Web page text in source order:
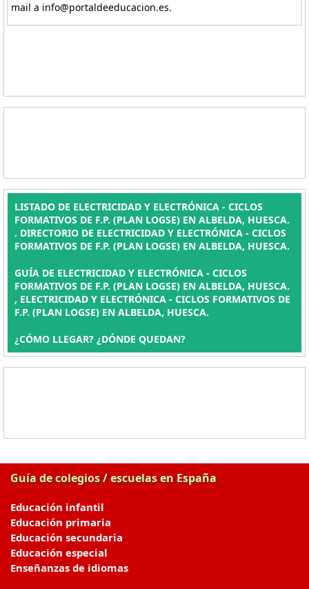
mail a info@portaldeeducacion.es.
LISTADO DE ELECTRICIDAD Y ELECTRÓNICA - CICLOS
FORMATIVOS DE F.P. (PLAN LOGSE) EN ALBELDA, HUESCA.
. DIRECTORIO DE ELECTRICIDAD Y ELECTRÓNICA - CICLOS
FORMATIVOS DE F.P. (PLAN LOGSE) EN ALBELDA, HUESCA.
GUÍA DE ELECTRICIDAD Y ELECTRÓNICA - CICLOS
FORMATIVOS DE F.P. (PLAN LOGSE) EN ALBELDA, HUESCA.
, ELECTRICIDAD Y ELECTRÓNICA - CICLOS FORMATIVOS DE
F.P. (PLAN LOGSE) EN ALBELDA, HUESCA.
¿CÓMO LLEGAR? ¿DÓNDE QUEDAN?
Guía de colegios / escuelas en España
Educación infantil
Educación primaria
Educación secundaria
Educación especial
Enseñanzas de idiomas